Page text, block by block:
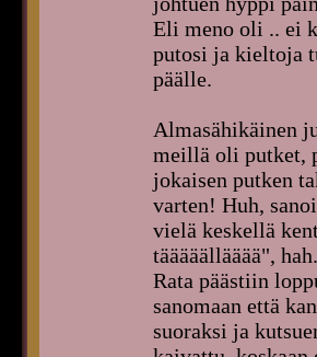
Eli meno oli .. ei
putosi ja kieltoja
päälle.
Almasähikäinen
meillä oli putket,
jokaisen putken
varten! Huh,
vielä keskellä
tääääällääää",
Rata päästiin
sanomaan että
suoraksi ja